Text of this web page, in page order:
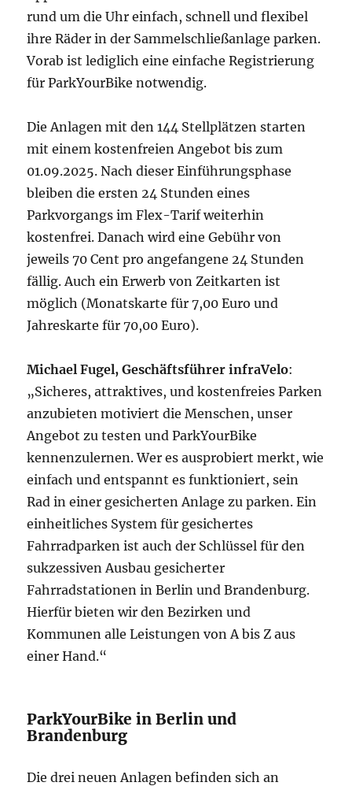
rund um die Uhr einfach, schnell und flexibel
ihre Räder in der Sammelschließanlage parken.
Vorab ist lediglich eine einfache Registrierung
für ParkYourBike notwendig.
Die Anlagen mit den 144 Stellplätzen starten
mit einem kostenfreien Angebot bis zum
01.09.2025. Nach dieser Einführungsphase
bleiben die ersten 24 Stunden eines
Parkvorgangs im Flex-Tarif weiterhin
kostenfrei. Danach wird eine Gebühr von
jeweils 70 Cent pro angefangene 24 Stunden
fällig. Auch ein Erwerb von Zeitkarten ist
möglich (Monatskarte für 7,00 Euro und
Jahreskarte für 70,00 Euro).
Michael Fugel, Geschäftsführer infraVelo:
„Sicheres, attraktives, und kostenfreies Parken
anzubieten motiviert die Menschen, unser
Angebot zu testen und ParkYourBike
kennenzulernen. Wer es ausprobiert merkt, wie
einfach und entspannt es funktioniert, sein
Rad in einer gesicherten Anlage zu parken. Ein
einheitliches System für gesichertes
Fahrradparken ist auch der Schlüssel für den
sukzessiven Ausbau gesicherter
Fahrradstationen in Berlin und Brandenburg.
Hierfür bieten wir den Bezirken und
Kommunen alle Leistungen von A bis Z aus
einer Hand.“
ParkYourBike in Berlin und
Brandenburg
Die drei neuen Anlagen befinden sich an